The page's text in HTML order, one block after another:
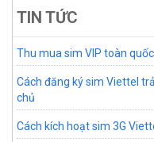
TIN TỨC
Thu mua sim VIP toàn
Cách đăng ký sim Viettel
chủ
Cách kích hoạt sim 3G